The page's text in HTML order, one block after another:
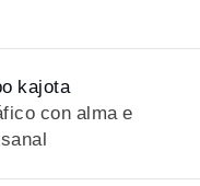
con alma e